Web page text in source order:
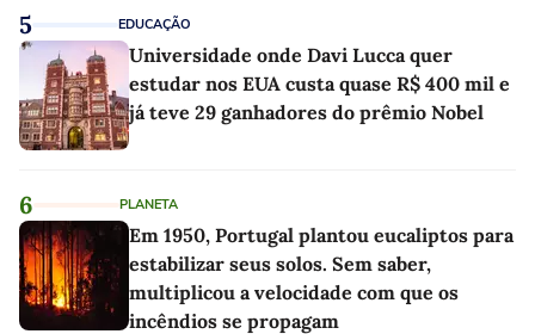
5 EDUCAÇÃO
Universidade onde Davi Lucca quer
estudar nos EUA custa quase R$ 400 mil e
já teve 29 ganhadores do prêmio Nobel
6 PLANETA
Em 1950, Portugal plantou eucaliptos para
estabilizar seus solos. Sem saber,
multiplicou a velocidade com que os
incêndios se propagam